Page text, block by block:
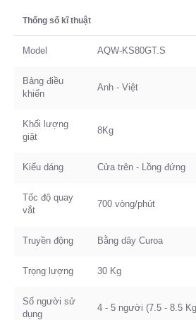
Thống số kĩ thuật
Model AQW-KS80GT.S
Bảng điều
khiển
Anh - Việt
Khối lượng
giặt
8Kg
Kiểu dáng Cửa trên - Lồng đứng
Tốc độ quay
vắt
700 vòng/phút
Truyền động Bằng dây Curoa
Trọng lượng 30 Kg
Số người sử
dụng
4 - 5 người (7.5 - 8.5